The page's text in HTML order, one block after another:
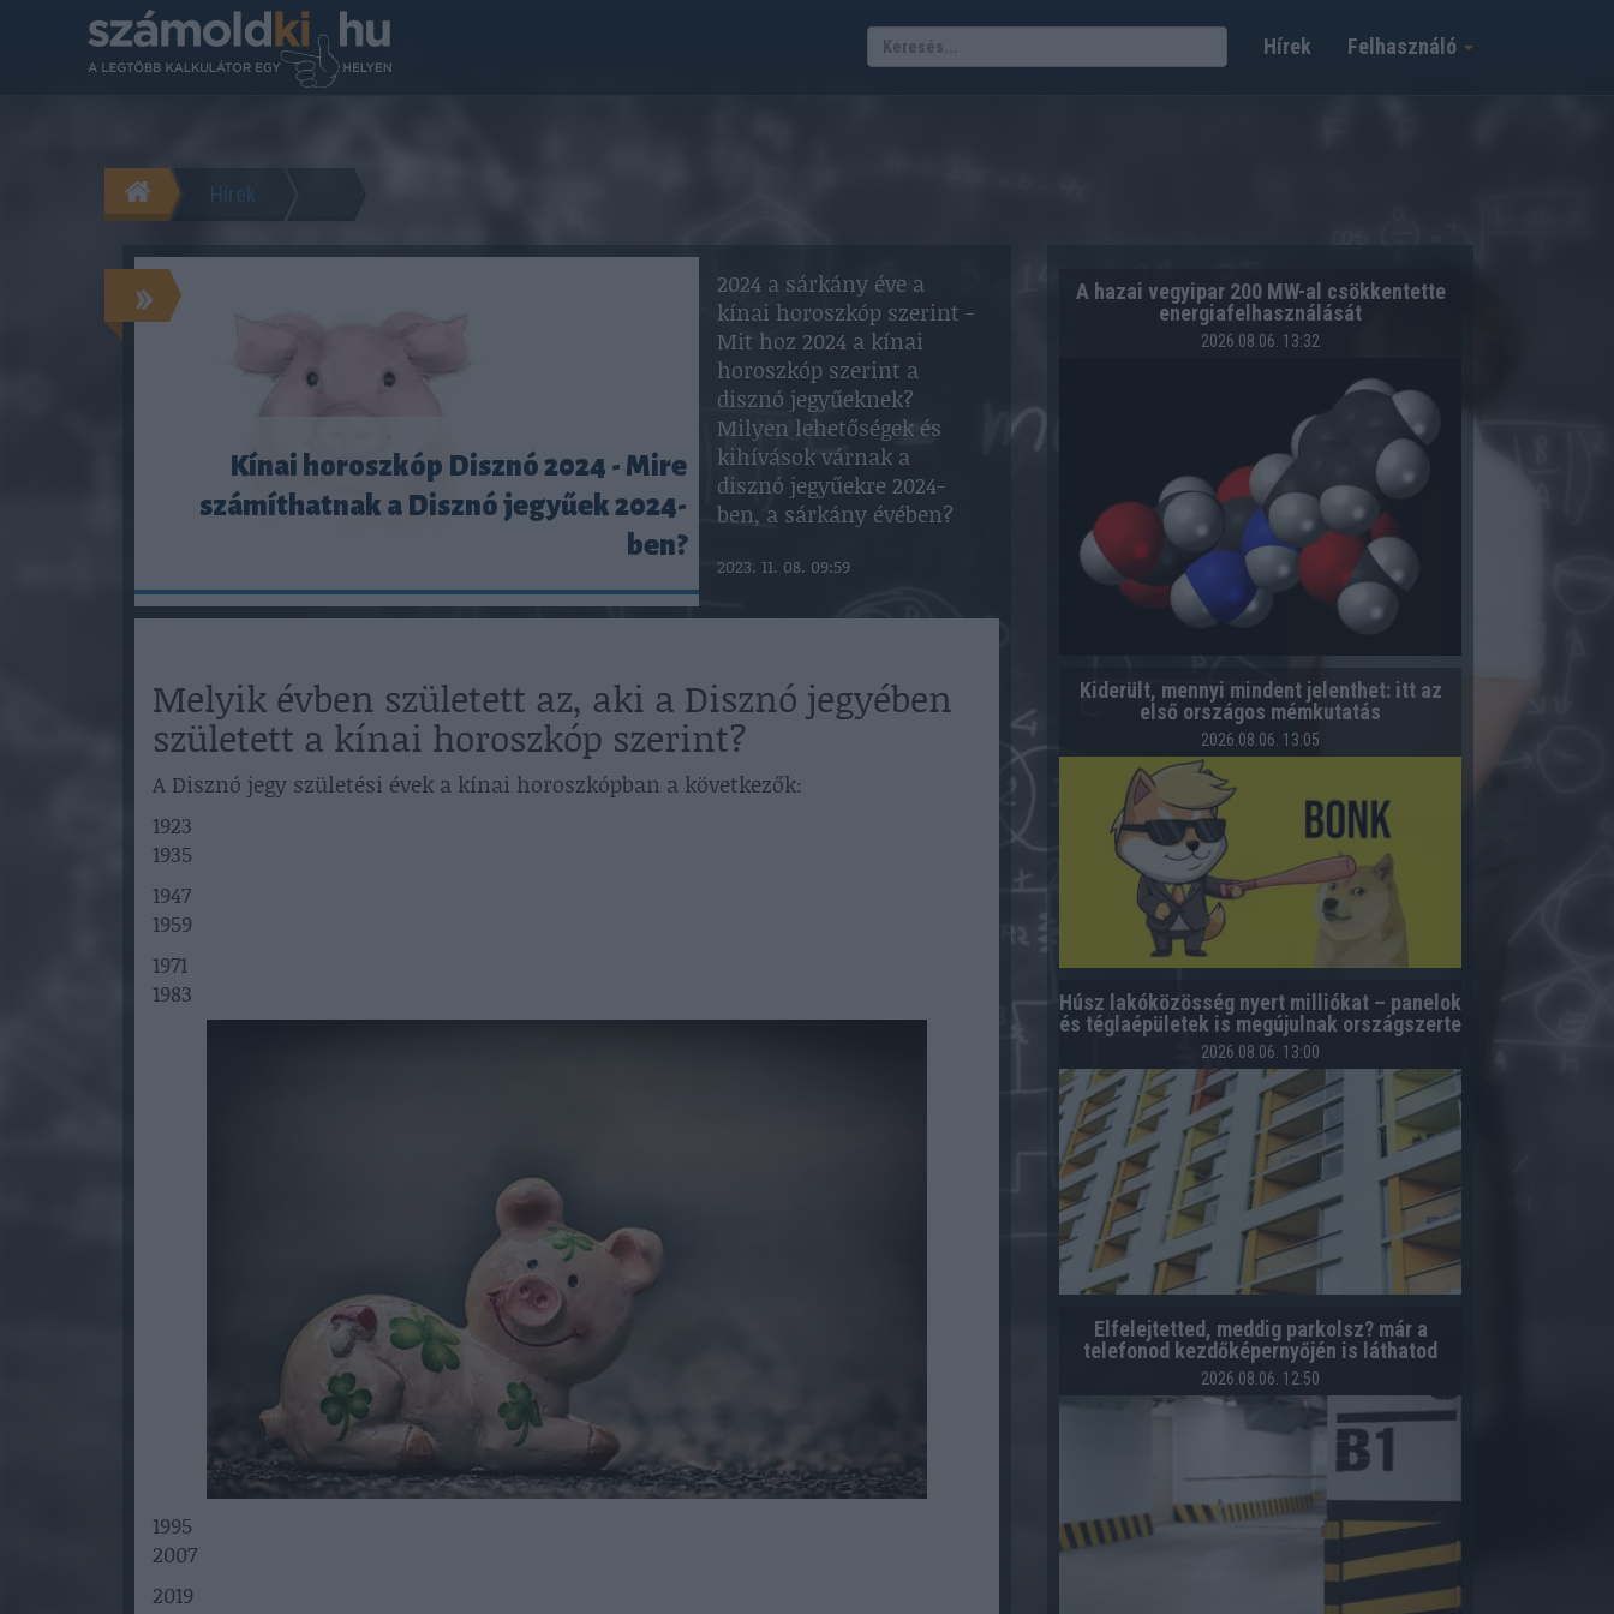
Felhasználó
Hírek
Hírek
»
Kínai horoszkóp Disznó 2024 - Mire
számíthatnak a Disznó jegyűek 2024-
ben?
2024 a sárkány éve a
kínai horoszkóp szerint -
Mit hoz 2024 a kínai
horoszkóp szerint a
disznó jegyűeknek?
Milyen lehetőségek és
kihívások várnak a
disznó jegyűekre 2024-
ben, a sárkány évében?
2023. 11. 08. 09:59
Melyik évben született az, aki a Disznó jegyében
született a kínai horoszkóp szerint?
A Disznó jegy születési évek a kínai horoszkópban a következők:
1923
1935
1947
1959
1971
1983
1995
2007
2019
A hazai vegyipar 200 MW-al csökkentette
energiafelhasználását
2026.08.06. 13:32
Kiderült, mennyi mindent jelenthet: itt az
első országos mémkutatás
2026.08.06. 13:05
Húsz lakóközösség nyert milliókat – panelok
és téglaépületek is megújulnak országszerte
2026.08.06. 13:00
Elfelejtetted, meddig parkolsz? már a
telefonod kezdőképernyőjén is láthatod
2026.08.06. 12:50